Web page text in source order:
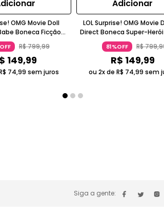
OMG Movie Doll
Boneca Ficção
Metálico 5-7 Anos
Candide
R$799,99
149,99
74,99 sem juros
Adicionar
LOL Surprise! OMG Movie
Direct Boneca Super-Herói
Roxo 5-7 Anos
81%OFF R$799,
R$ 149,99
ou 2x deR$ 74,99 sem
Siga a gente: